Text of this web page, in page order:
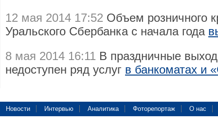
12 мая 2014 17:52 Объем розничного
Уральского Сбербанка с начала года
8 мая 2014 16:11 В праздничные
недоступен ряд услуг в банкоматах и
Новости Интервью Аналитика Фоторепортаж О нас